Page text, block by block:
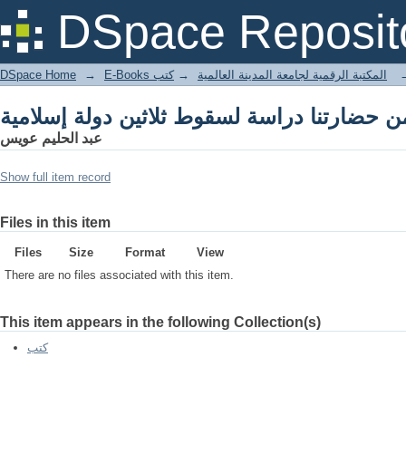
DSpace
حضارتنا دراسة لسقوط ثلاثين دولة إسلامية
DSpace Home → E-Books المكتبة الرقمية لجامعة المدينة العالمية → كتب
حضارتنا دراسة لسقوط ثلاثين دولة إسلامية
عبد الحليم عويس
Show full item record
Files in this item
Files Size Format
View
There are no files associated with this item.
This item appears in the following Collection(s)
كتب